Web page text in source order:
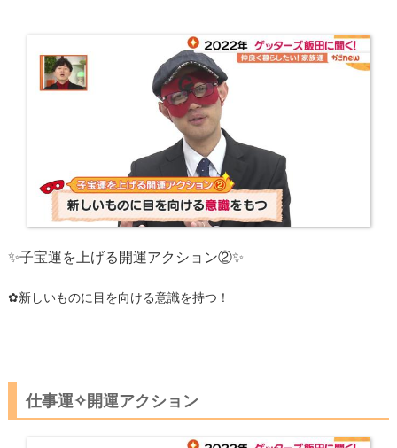
✨子宝運を上げる開運アクション②✨
✿新しいものに目を向ける意識を持つ！
仕事運✧開運アクション